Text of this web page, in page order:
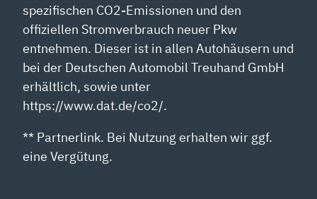
spezifischen CO2-Emissionen und den
offiziellen Stromverbrauch neuer Pkw
entnehmen. Dieser ist in allen Autohäusern und
bei der Deutschen Automobil Treuhand GmbH
erhältlich, sowie unter
https://www.dat.de/co2/.
** Partnerlink. Bei Nutzung erhalten wir ggf.
eine Vergütung.